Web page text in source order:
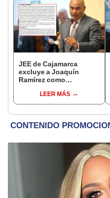
JEE de Cajamarca
excluye a Joaquín
Ramírez como
regional por ocultar
sentencia
LEER MÁS